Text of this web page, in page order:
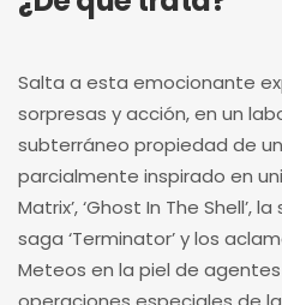
Salta a esta emocionante
sorpresas y acción, en un
subterráneo propiedad de
parcialmente inspirado en
Matrix’, ‘Ghost In The Shell’,
saga ‘Terminator’ y los
Meteos en la piel de